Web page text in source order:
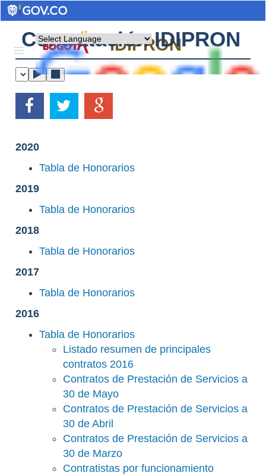
Powered by
IDIPRON
Contratación IDIPRON
2020
Tabla de Honorarios
2019
Tabla de Honorarios
2018
Tabla de Honorarios
2017
Tabla de Honorarios
2016
Tabla de Honorarios
Listado resumen de principales
contratos 2016
Contratos de Prestación de Servicios a
30 de Mayo
Contratos de Prestación de Servicios a
30 de Abril
Contratos de Prestación de Servicios a
30 de Marzo
Contratistas por funcionamiento